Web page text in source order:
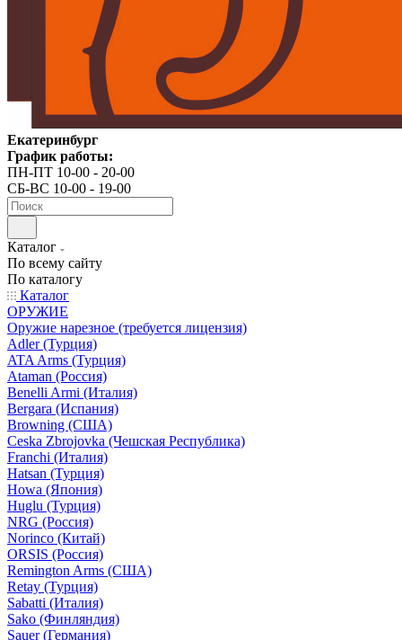
Екатеринбург
График работы:
ПН-ПТ 10-00 - 20-00
СБ-ВС 10-00 - 19-00
Каталог
По всему сайту
По каталогу
Каталог
ОРУЖИЕ
Оружие нарезное (требуется лицензия)
Adler (Турция)
ATA Arms (Турция)
Ataman (Россия)
Benelli Armi (Италия)
Bergara (Испания)
Browning (США)
Ceska Zbrojovka (Чешская Республика)
Franchi (Италия)
Hatsan (Турция)
Howa (Япония)
Huglu (Турция)
NRG (Россия)
Norinco (Китай)
ORSIS (Россия)
Remington Arms (США)
Retay (Турция)
Sabatti (Италия)
Sako (Финляндия)
Sauer (Германия)